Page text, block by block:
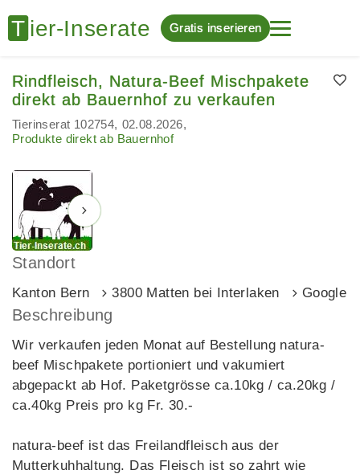
Gratis inserieren
Rindfleisch, Natura-Beef Mischpakete
direkt ab Bauernhof zu verkaufen
Tierinserat 102754 02.08.2026
Produkte direkt ab Bauernhof
Standort
Kanton Bern 3800 Matten bei Interlaken Google
Beschreibung
Wir verkaufen jeden Monat auf Bestellung natura-
beef Mischpakete portioniert und vakumiert
abgepackt ab Hof. Paketgrösse ca.10kg / ca.20kg /
ca.40kg Preis pro kg Fr. 30.-
natura-beef ist das Freilandfleisch aus der
Mutterkuhhaltung. Das Fleisch ist so zahrt wie